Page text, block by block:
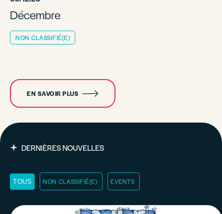
Décembre
NON CLASSIFIÉ(E)
EN SAVOIR PLUS
DERNIÈRES NOUVELLES
TOUS NON CLASSIFIÉ(E) EVENTS